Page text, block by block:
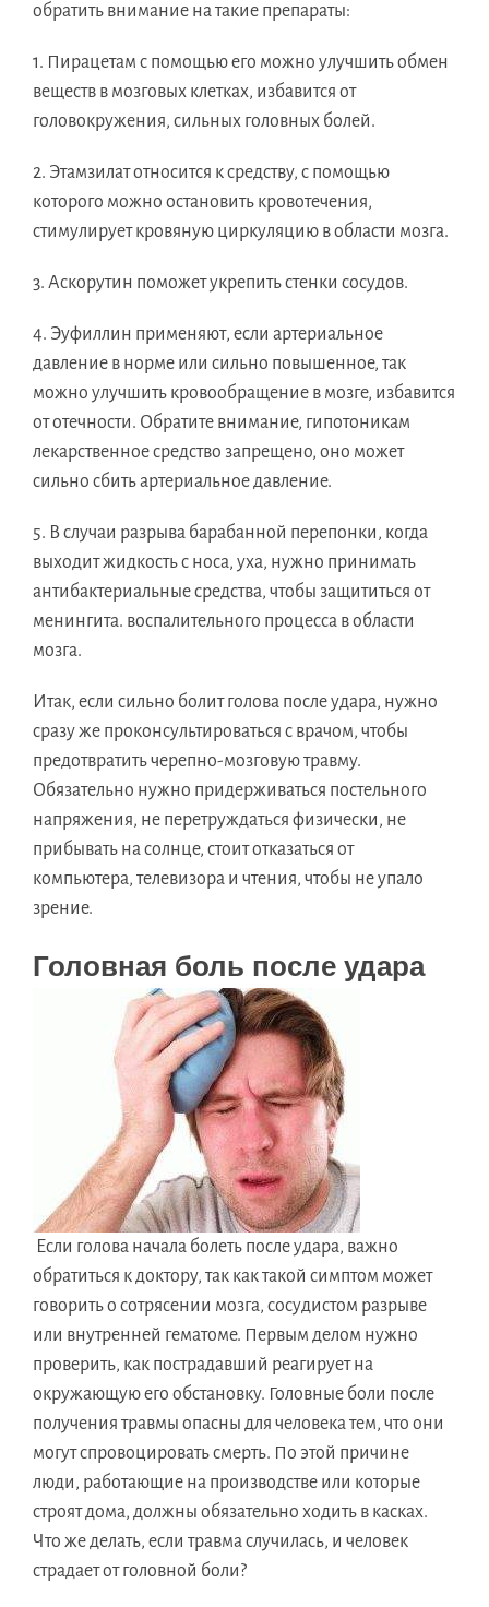
обратить внимание на такие препараты:
1. Пирацетам с помощью его можно улучшить обмен
веществ в мозговых клетках, избавится от
головокружения, сильных головных болей.
2. Этамзилат относится к средству, с помощью
которого можно остановить кровотечения,
стимулирует кровяную циркуляцию в области мозга.
3. Аскорутин поможет укрепить стенки сосудов.
4. Эуфиллин применяют, если артериальное
давление в норме или сильно повышенное, так
можно улучшить кровообращение в мозге, избавится
от отечности. Обратите внимание, гипотоникам
лекарственное средство запрещено, оно может
сильно сбить артериальное давление.
5. В случаи разрыва барабанной перепонки, когда
выходит жидкость с носа, уха, нужно принимать
антибактериальные средства, чтобы защититься от
менингита. воспалительного процесса в области
мозга.
Итак, если сильно болит голова после удара, нужно
сразу же проконсультироваться с врачом, чтобы
предотвратить черепно-мозговую травму.
Обязательно нужно придерживаться постельного
напряжения, не перетруждаться физически, не
прибывать на солнце, стоит отказаться от
компьютера, телевизора и чтения, чтобы не упало
зрение.
Головная боль после удара
Если голова начала болеть после удара, важно
обратиться к доктору, так как такой симптом может
говорить о сотрясении мозга, сосудистом разрыве
или внутренней гематоме. Первым делом нужно
проверить, как пострадавший реагирует на
окружающую его обстановку. Головные боли после
получения травмы опасны для человека тем, что они
могут спровоцировать смерть. По этой причине
люди, работающие на производстве или которые
строят дома, должны обязательно ходить в касках.
Что же делать, если травма случилась, и человек
страдает от головной боли?